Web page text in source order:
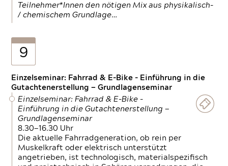
Teilnehmer*Innen den nötigen Mix aus physikalisch-
/ chemischem Grundlage…
9
Einzelseminar: Fahrrad & E-Bike - Einführung in die
Gutachtenerstellung — Grundlagenseminar
Einzelseminar: Fahrrad & E-Bike -
Einführung in die Gutachtenerstellung —
Grundlagenseminar
8.30—16.30 Uhr
Die aktuelle Fahrradgeneration, ob rein per
Muskelkraft oder elektrisch unterstützt
angetrieben, ist technologisch, materialspezifisch